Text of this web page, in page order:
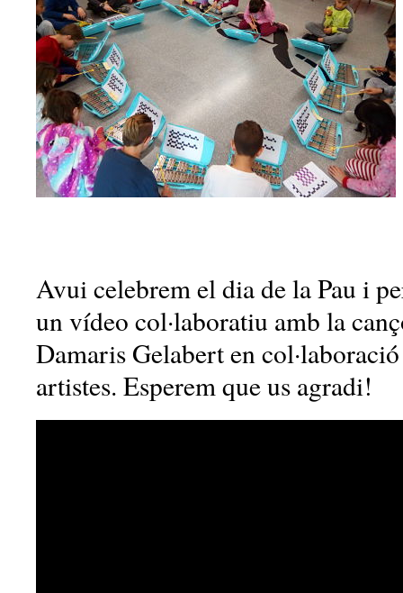
Avui celebrem el dia de la Pau i
un vídeo col·laboratiu amb la
Damaris Gelabert en
artistes. Esperem que us agradi!